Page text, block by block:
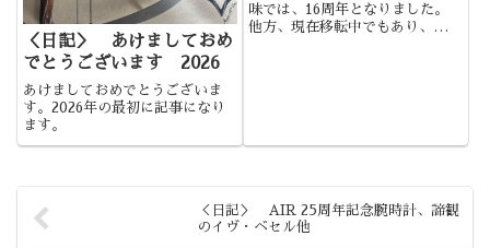
＜日記＞ あけましておめ
でとうございます 2026
あけましておめでとうございま
す。2026年の最初に記事になり
ます。
味では、16周年となりました。
他方、現在移転中でもあり、この
＜日記＞ AIR 25周年記念腕時計、諦観
のイヴ・ベセル他